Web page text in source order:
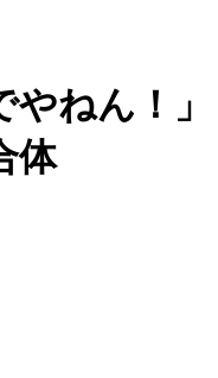
やねん！
体